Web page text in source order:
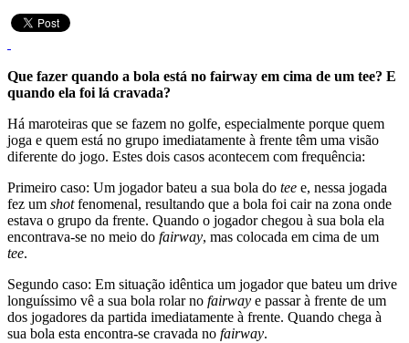
Que fazer quando a bola está no fairway em cima de um tee? E
quando ela foi lá cravada?
Há maroteiras que se fazem no golfe, especialmente porque quem
joga e quem está no grupo imediatamente à frente têm uma visão
diferente do jogo. Estes dois casos acontecem com frequência:
Primeiro caso: Um jogador bateu a sua bola do tee e, nessa jogada
fez um shotfenomenal, resultando que a bola foi cair na zona onde
estava o grupo da frente. Quando o jogador chegou à sua bola ela
encontrava-se no meio do fairway, mas colocada em cima de um
tee.
Segundo caso: Em situação idêntica um jogador que bateu um drive
longuíssimo vê a sua bola rolar no fairway e passar à frente de um
dos jogadores da partida imediatamente à frente. Quando chega à
sua bola esta encontra-se cravada no fairway.